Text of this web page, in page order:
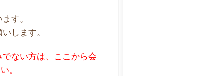
す。
します。
ない方は、ここから会
。